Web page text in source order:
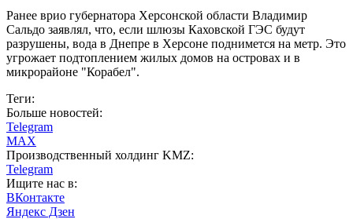
Ранее врио губернатора Херсонской области Владимир
Сальдо заявлял, что, если шлюзы Каховской ГЭС будут
разрушены, вода в Днепре в Херсоне поднимется на метр. Это
угрожает подтоплением жилых домов на островах и в
микрорайоне "Корабел".
Теги:
Больше новостей:
Telegram
MAX
Производственный холдинг KMZ:
Telegram
Ищите нас в:
ВКонтакте
Яндекс Дзен